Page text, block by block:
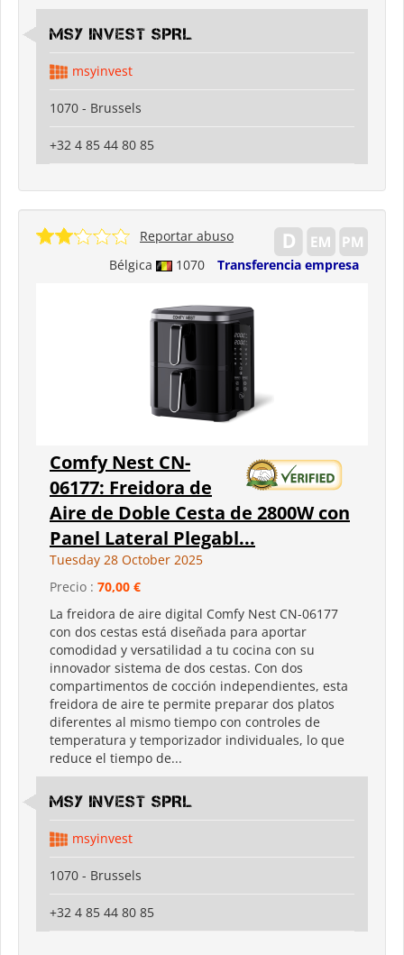
MSY INVEST SPRL
msyinvest
1070 - Brussels
+32 4 85 44 80 85
Bélgica 1070 Transferencia empresa
Reportar abuso
Comfy Nest CN-
06177: Freidora de
Aire de Doble Cesta de 2800W con
Panel Lateral Plegabl...
Tuesday 28 October 2025
Precio : 70,00 €
La freidora de aire digital Comfy Nest CN-06177
con dos cestas está diseñada para aportar
comodidad y versatilidad a tu cocina con su
innovador sistema de dos cestas. Con dos
compartimentos de cocción independientes, esta
freidora de aire te permite preparar dos platos
diferentes al mismo tiempo con controles de
temperatura y temporizador individuales, lo que
reduce el tiempo de...
MSY INVEST SPRL
msyinvest
1070 - Brussels
+32 4 85 44 80 85